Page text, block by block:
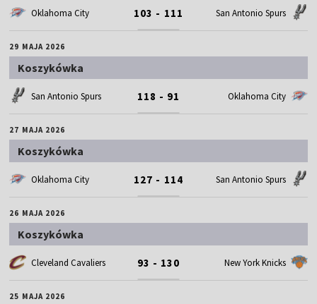
Oklahoma City 103 - 111 San Antonio Spurs
29 MAJA 2026
Koszykówka
San Antonio Spurs 118 - 91 Oklahoma City
27 MAJA 2026
Koszykówka
Oklahoma City 127 - 114 San Antonio Spurs
26 MAJA 2026
Koszykówka
Cleveland Cavaliers 93 - 130 New York Knicks
25 MAJA 2026